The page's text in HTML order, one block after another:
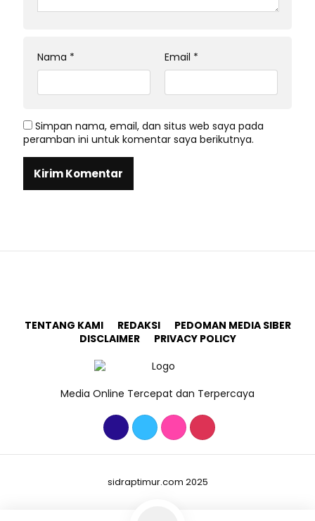
Nama * Email *
Simpan nama, email, dan situs web saya pada
peramban ini untuk komentar saya berikutnya.
TENTANG KAMI REDAKSI
PEDOMAN MEDIA SIBER
DISCLAIMER
PRIVACY POLICY
Media Online Tercepat dan Terpercaya
sidraptimur.com 2025